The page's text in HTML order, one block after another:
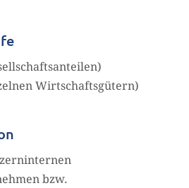
Wirtschaftsgütern)
bzw.